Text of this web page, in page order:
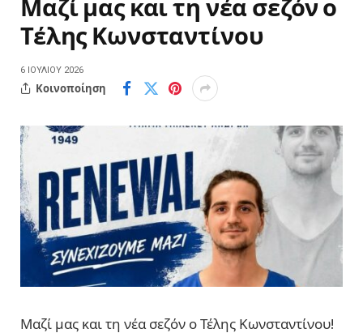
Μαζί μας και τη νέα σεζόν ο
Τέλης Κωνσταντίνου
6 ΙΟΥΛΊΟΥ 2026
Κοινοποίηση
Μαζί μας και τη νέα σεζόν ο Τέλης Κωνσταντίνου!